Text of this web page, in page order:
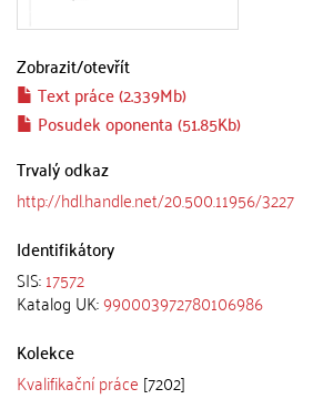
Zobrazit/otevřít
Text práce (2.339Mb)
Posudek oponenta (51.85Kb)
Trvalý odkaz
http://hdl.handle.net/20.500.11956/3227
Identifikátory
SIS:17572
Katalog UK:990003972780106986
Kolekce
Kvalifikační práce [7202]